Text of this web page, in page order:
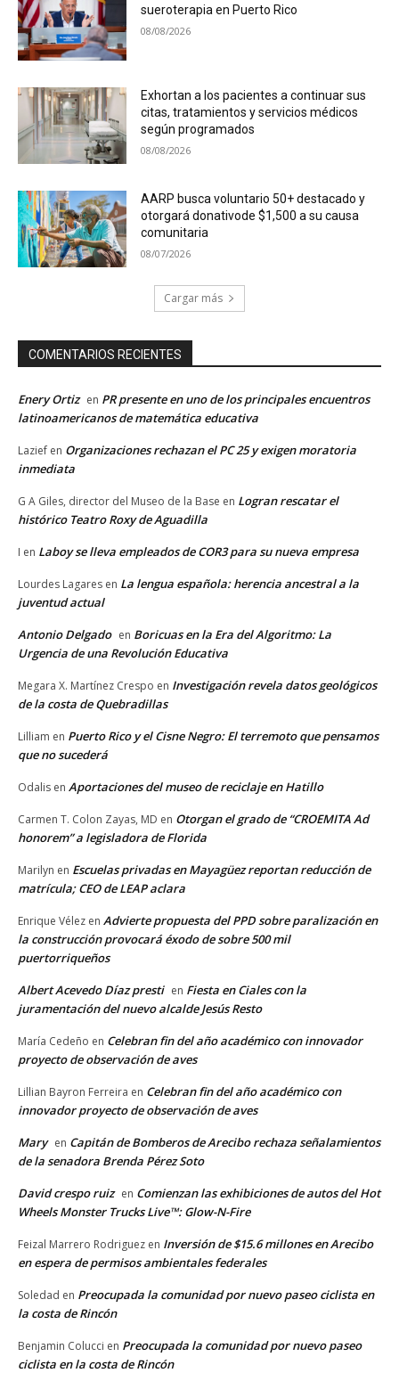
sueroterapia en Puerto Rico
08/08/2026
Exhortan a los pacientes a continuar sus
citas, tratamientos y servicios médicos
según programados
08/08/2026
AARP busca voluntario 50+ destacado y
otorgará donativode $1,500 a su causa
comunitaria
08/07/2026
Cargar más
COMENTARIOS RECIENTES
Enery Ortiz en PR presente en uno de los principales encuentros
latinoamericanos de matemática educativa
Lazief en Organizaciones rechazan el PC 25 y exigen moratoria
inmediata
G A Giles, director del Museo de la Base en Logran rescatar el
histórico Teatro Roxy de Aguadilla
I en Laboy se lleva empleados de COR3 para su nueva empresa
Lourdes Lagares en La lengua española: herencia ancestral a la
juventud actual
Antonio Delgado en Boricuas en la Era del Algoritmo: La
Urgencia de una Revolución Educativa
Megara X. Martínez Crespo en Investigación revela datos geológicos
de la costa de Quebradillas
Lilliam en Puerto Rico y el Cisne Negro: El terremoto que pensamos
que no sucederá
Odalis en Aportaciones del museo de reciclaje en Hatillo
Carmen T. Colon Zayas, MD en Otorgan el grado de “CROEMITA Ad
honorem” a legisladora de Florida
Marilyn en Escuelas privadas en Mayagüez reportan reducción de
matrícula; CEO de LEAP aclara
Enrique Vélez en Advierte propuesta del PPD sobre paralización en
la construcción provocará éxodo de sobre 500 mil
puertorriqueños
Albert Acevedo Díaz presti en Fiesta en Ciales con la
juramentación del nuevo alcalde Jesús Resto
María Cedeño en Celebran fin del año académico con innovador
proyecto de observación de aves
Lillian Bayron Ferreira en Celebran fin del año académico con
innovador proyecto de observación de aves
Mary en Capitán de Bomberos de Arecibo rechaza señalamientos
de la senadora Brenda Pérez Soto
David crespo ruiz en Comienzan las exhibiciones de autos del Hot
Wheels Monster Trucks Live™: Glow-N-Fire
Feizal Marrero Rodriguez en Inversión de $15.6 millones en Arecibo
en espera de permisos ambientales federales
Soledad en Preocupada la comunidad por nuevo paseo ciclista en
la costa de Rincón
Benjamin Colucci en Preocupada la comunidad por nuevo paseo
ciclista en la costa de Rincón